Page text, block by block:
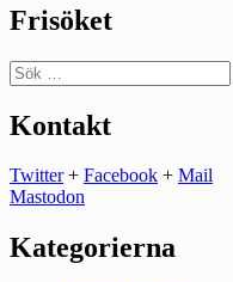
Frisöket
Sök
efter:
Kontakt
Twitter+ Facebook + Mail
Mastodon
Kategorierna